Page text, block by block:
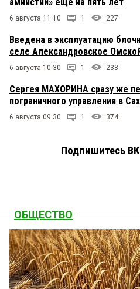
амнистии» ещё на пять лет
6 августа 11:10 1 227
Введена в эксплуатацию
селе Александровское
6 августа 10:30 1 238
Сергея МАХОРИНА сразу же
пограничного управления в
6 августа 09:30 1 374
Подпишитесь
ОБЩЕСТВО